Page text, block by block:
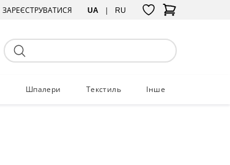
ЗАРЕЄСТРУВАТИСЯ UA RU
Шпалери Текстиль Інше